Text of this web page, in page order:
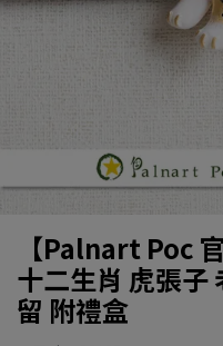
【Palnart Poc
十二生肖 虎張子
留 附禮盒